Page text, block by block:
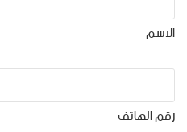
الاسم
رقم الهاتف